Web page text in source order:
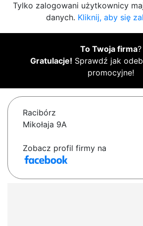
Tylko zalogowani użytkownicy
danych. Kliknij, aby się
To Twoja firma?
Gratulacje! Sprawdź jak
promocyjne!
Racibórz
Mikołaja 9A
Zobacz profil firmy na